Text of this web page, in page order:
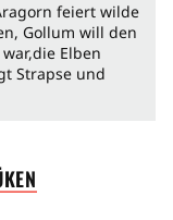
feiert wilde
Gollum will den
Elben
Strapse und